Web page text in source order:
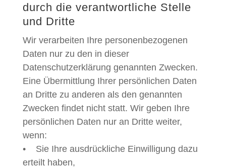
durch die verantwortliche Stelle
und Dritte
Wir verarbeiten Ihre personenbezogenen
Daten nur zu den in dieser
Datenschutzerklärung genannten Zwecken.
Eine Übermittlung Ihrer persönlichen Daten
an Dritte zu anderen als den genannten
Zwecken findet nicht statt. Wir geben Ihre
persönlichen Daten nur an Dritte weiter,
wenn:
• Sie Ihre ausdrückliche Einwilligung dazu
erteilt haben,